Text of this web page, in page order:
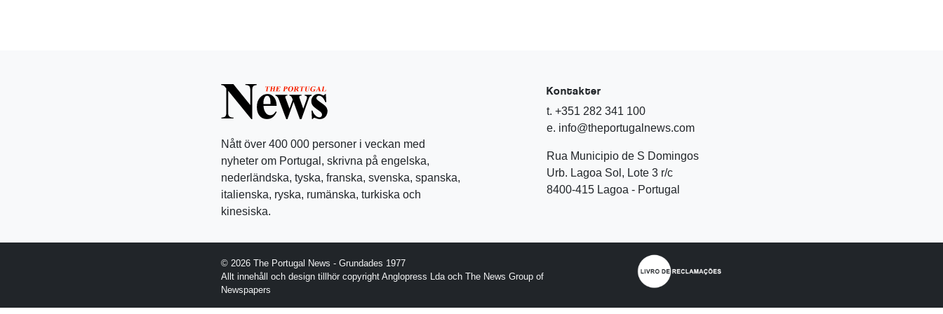
Nått över 400 000 personer i veckan med
nyheter om Portugal, skrivna på engelska,
nederländska, tyska, franska, svenska, spanska,
italienska, ryska, rumänska, turkiska och
kinesiska.
Kontakter
t. +351 282 341 100
e. info@theportugalnews.com
Rua Municipio de S Domingos
Urb. Lagoa Sol, Lote 3 r/c
8400-415 Lagoa - Portugal
© 2026 The Portugal News - Grundades 1977
Allt innehåll och design tillhör copyright Anglopress Lda och The News Group of
Newspapers